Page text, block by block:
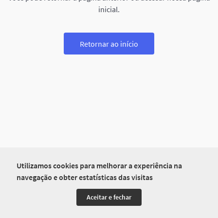
Utilizamos cookies para melhorar a experiência na
navegação e obter estatísticas das visitas
Aceitar e fechar
inicial.
Retornar ao início